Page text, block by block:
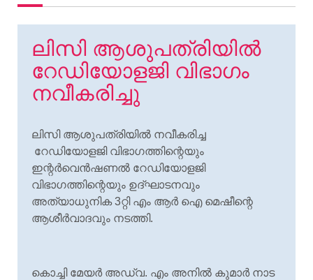
ലിസി ആശുപത്രിയിൽ
റേഡിയോളജി വിഭാഗം
നവീകരിച്ചു
ലിസി ആശുപത്രിയില്‍ നവീകരിച്ച
റേഡിയോളജി വിഭാഗത്തിന്റെയും
ഇന്റര്‍വെന്‍ഷണല്‍ റേഡിയോളജി
വിഭാഗത്തിന്റെയും ഉദ്ഘാടനവും
അത്യാധുനിക 3റ്റി എം ആര്‍ ഐ മെഷീന്റെ
ആശീര്‍വാദവും നടത്തി.
കൊച്ചി മേയര്‍ അഡ്വ. എം അനില്‍ കുമാര്‍ നാട